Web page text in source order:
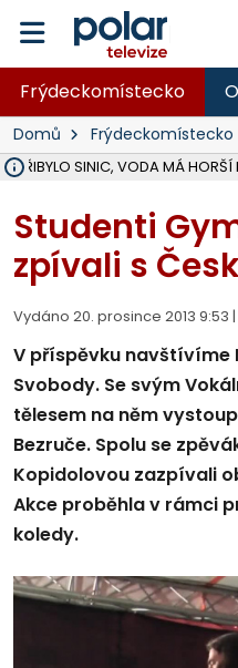
Frýdeckomístecko
Domů Frýdeckomístecko
PŘIBYLO SINIC, VODA MÁ
Studenti
zpívali s
Vydáno 20. prosince 2013 9:53 |
V příspěvku navštívíme
Svobody. Se svým
tělesem na něm
Bezruče. Spolu se
Kopidolovou zazpívali
Akce proběhla v rámci
koledy.